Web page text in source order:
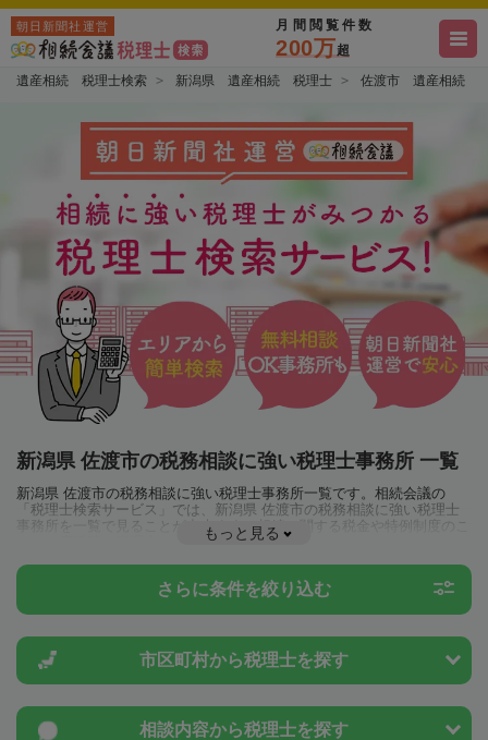
朝日新聞社運営 月間閲覧件数
200万超
遺産相続 税理士検索 新潟県 遺産相続 税理士 佐渡市 遺産相続
新潟県 佐渡市の税務相談に強い税理士事務所 一覧
新潟県 佐渡市の税務相談に強い税理士事務所一覧です。相続会議の
「税理士検索サービス」では、新潟県 佐渡市の税務相談に強い税理士
事務所を一覧で見ることが出来ます。相続に関する税金や特例制度のこ
とは一度近隣の税理士に相談してみましょう。
もっと見る
さらに条件を絞り込む
市区町村から税理士を探す
相談内容から税理士を探す